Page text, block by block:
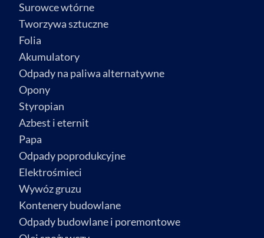
Surowce wtórne
Tworzywa sztuczne
Folia
Akumulatory
Odpady na paliwa alternatywne
Opony
Styropian
Azbest i eternit
Papa
Odpady poprodukcyjne
Elektrośmieci
Wywóz gruzu
Kontenery budowlane
Odpady budowlane i poremontowe